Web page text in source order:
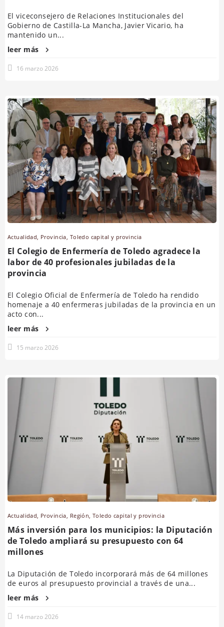
El viceconsejero de Relaciones Institucionales del
Gobierno de Castilla-La Mancha, Javier Vicario, ha
mantenido un...
leer más
16 marzo 2026
Actualidad Provincia Toledo capital y provincia
El Colegio de Enfermería de Toledo agradece la
labor de 40 profesionales jubiladas de la
provincia
El Colegio Oficial de Enfermería de Toledo ha rendido
homenaje a 40 enfermeras jubiladas de la provincia en un
acto con...
leer más
15 marzo 2026
Actualidad, Provincia, Región,Toledo capital y provincia
Más inversión para los municipios: la Diputación
de Toledo ampliará su presupuesto con 64
millones
La Diputación de Toledo incorporará más de 64 millones
de euros al presupuesto provincial a través de una...
leer más
14 marzo 2026